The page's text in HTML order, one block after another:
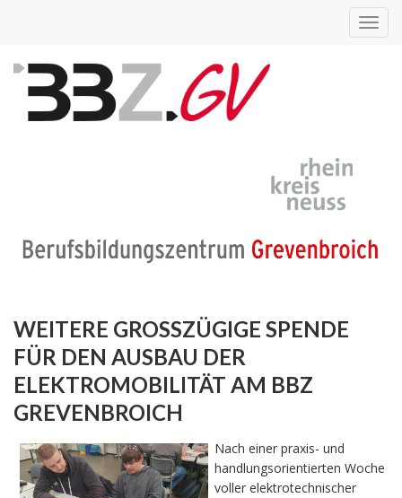
WEITERE GROSSZÜGIGE SPENDE F
ÜR DEN AUSBAU DER E
LEKTROMOBILITÄT AM BBZ G
REVENBROICH
Nach einer praxis- und
handlungsorientierten Woche
voller elektrotechnischer